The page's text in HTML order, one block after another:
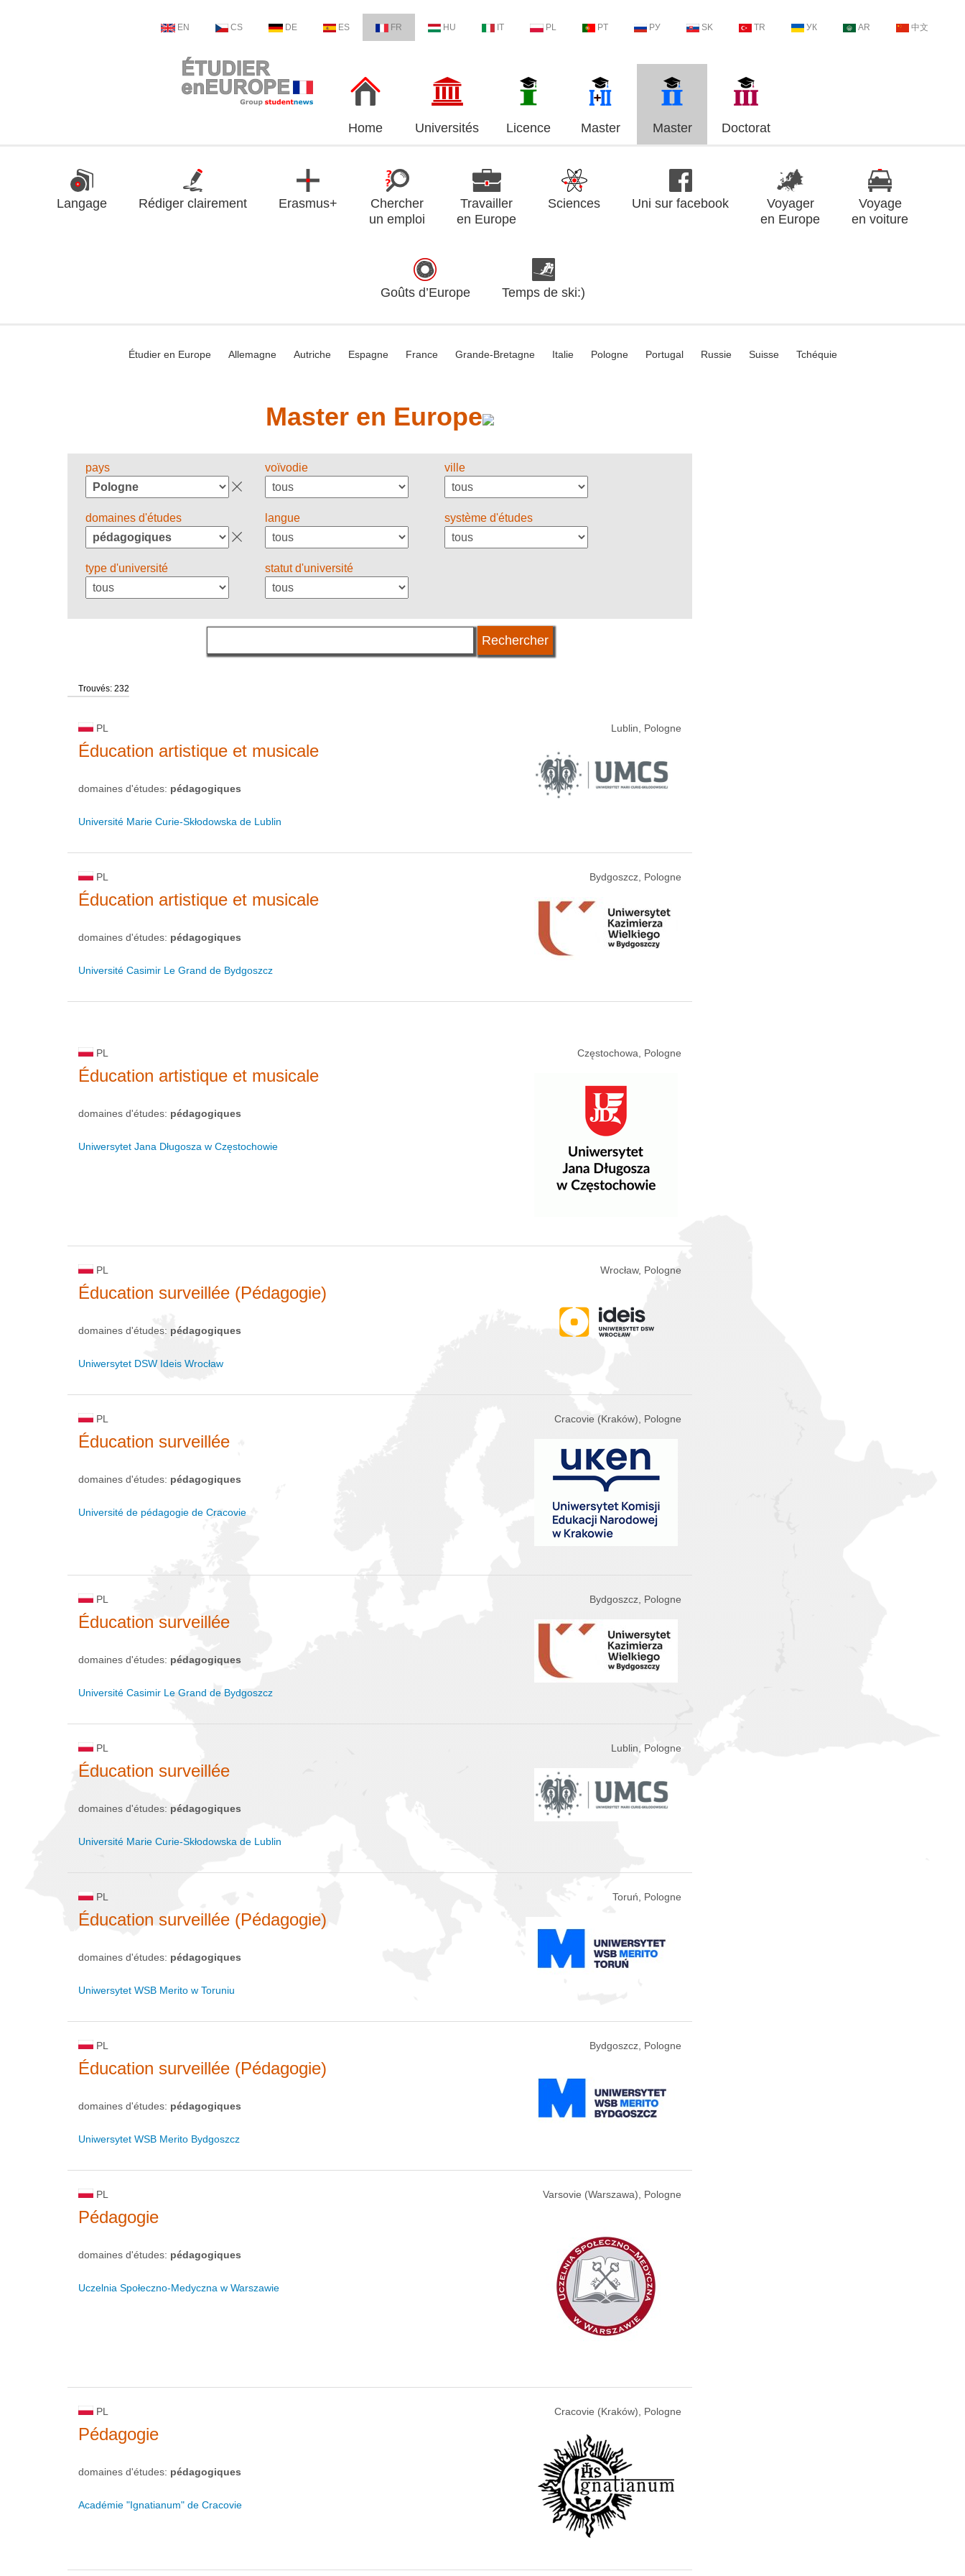
EN CS DE ES FR HU IT PL PT РУ SK TR УК AR 中文
Home Universités Licence Master Master Doctorat
Langage Rédiger clairement Erasmus+
Chercher
un emploi
Travailler
en Europe
Sciences Uni sur facebook
Voyager
en Europe
Voyage
en voiture
Goûts d’Europe Temps de ski:)
Étudier en Europe Allemagne Autriche Espagne France Grande-Bretagne Italie Pologne Portugal Russie Suisse Tchéquie
Master en Europe
pays voïvodie ville
domaines d'études langue système d'études
type d'université statut d'université
Trouvés: 232
PL Lublin, Pologne
Éducation artistique et musicale
domaines d'études: pédagogiques
Université Marie Curie-Skłodowska de Lublin
PL Bydgoszcz, Pologne
Éducation artistique et musicale
domaines d'études: pédagogiques
Université Casimir Le Grand de Bydgoszcz
PL Częstochowa, Pologne
Éducation artistique et musicale
domaines d'études: pédagogiques
Uniwersytet Jana Długosza w Częstochowie
PL Wrocław, Pologne
Éducation surveillée (Pédagogie)
domaines d'études: pédagogiques
Uniwersytet DSW Ideis Wrocław
PL Cracovie (Kraków), Pologne
Éducation surveillée
domaines d'études: pédagogiques
Université de pédagogie de Cracovie
PL Bydgoszcz, Pologne
Éducation surveillée
domaines d'études: pédagogiques
Université Casimir Le Grand de Bydgoszcz
PL Lublin, Pologne
Éducation surveillée
domaines d'études: pédagogiques
Université Marie Curie-Skłodowska de Lublin
PL Toruń, Pologne
Éducation surveillée (Pédagogie)
domaines d'études: pédagogiques
Uniwersytet WSB Merito w Toruniu
PL Bydgoszcz, Pologne
Éducation surveillée (Pédagogie)
domaines d'études: pédagogiques
Uniwersytet WSB Merito Bydgoszcz
PL Varsovie (Warszawa), Pologne
Pédagogie
domaines d'études: pédagogiques
Uczelnia Społeczno-Medyczna w Warszawie
PL Cracovie (Kraków), Pologne
Pédagogie
domaines d'études: pédagogiques
Académie "Ignatianum" de Cracovie